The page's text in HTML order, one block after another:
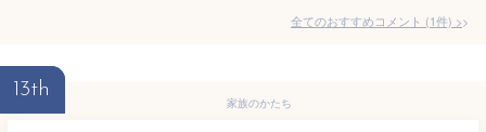
全てのおすすめコメント (1件) >
13th
家族のかたち